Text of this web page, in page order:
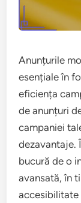
Anunțurile
esențiale în
eficiența
de anunțuri
campaniei
dezavantaje.
bucură de o
avansată, în
accesibilitate